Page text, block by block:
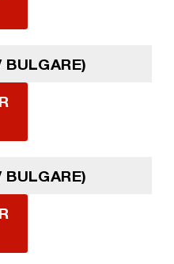
BULGARE)
BULGARE)